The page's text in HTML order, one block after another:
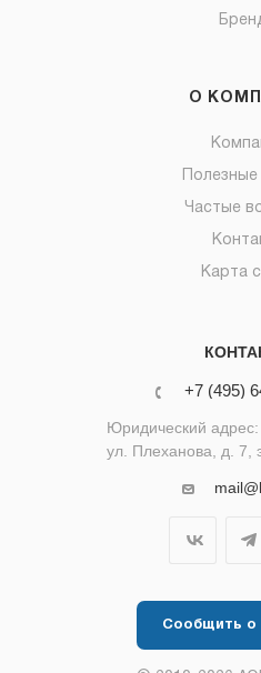
О
Частые
Карта
+7 (495)
Юридический адрес:
ул. Плеханова, д. 7,
Сообщить о